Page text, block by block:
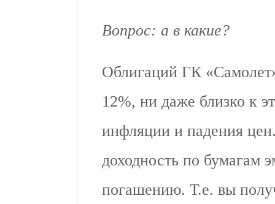
Вопрос: а в какие?
Облигаций ГК
12%, ни даже близко к
инфляции и падения
доходность по бумагам
погашению. Т.е. вы